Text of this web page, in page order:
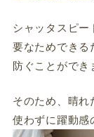
シャッタスピー
要なためできる
防ぐことができ
そのため、晴れ
使わずに躍動感